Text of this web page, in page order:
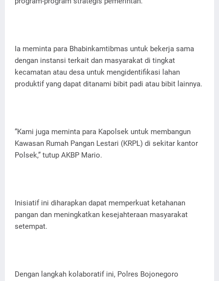
Ia meminta para Bhabinkamtibmas untuk bekerja sama
dengan instansi terkait dan masyarakat di tingkat
kecamatan atau desa untuk mengidentifikasi lahan
produktif yang dapat ditanami bibit padi atau bibit lainnya.
“Kami juga meminta para Kapolsek untuk membangun
Kawasan Rumah Pangan Lestari (KRPL) di sekitar kantor
Polsek,” tutup AKBP Mario.
Inisiatif ini diharapkan dapat memperkuat ketahanan
pangan dan meningkatkan kesejahteraan masyarakat
setempat.
Dengan langkah kolaboratif ini, Polres Bojonegoro